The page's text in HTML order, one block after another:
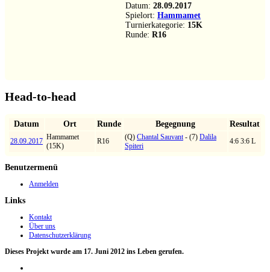
Datum: 28.09.2017
Spielort: Hammamet
Turnierkategorie: 15K
Runde: R16
Head-to-head
Datum Ort Runde Begegnung Resultat
28.09.2017 Hammamet
(15K)
R16 (Q) Chantal Sauvant- (7) Dalila
Spiteri
4:6 3:6 L
Benutzermenü
Anmelden
Links
Kontakt
Über uns
Datenschutzerklärung
Dieses Projekt wurde am 17. Juni 2012 ins Leben gerufen.